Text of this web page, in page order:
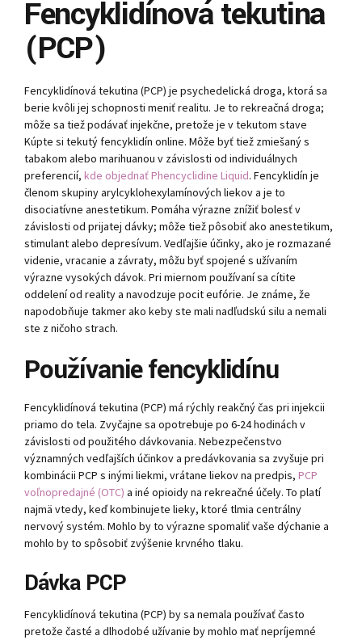
Fencyklidínová tekutina
(PCP)
Fencyklidínová tekutina (PCP) je psychedelická droga, ktorá sa
berie kvôli jej schopnosti meniť realitu. Je to rekreačná droga;
môže sa tiež podávať injekčne, pretože je v tekutom stave
Kúpte si tekutý fencyklidín online. Môže byť tiež zmiešaný s
tabakom alebo marihuanou v závislosti od individuálnych
preferencií, kde objednať Phencyclidine Liquid. Fencyklidín je
členom skupiny arylcyklohexylamínových liekov a je to
disociatívne anestetikum. Pomáha výrazne znížiť bolesť v
závislosti od prijatej dávky; môže tiež pôsobiť ako anestetikum,
stimulant alebo depresívum. Vedľajšie účinky, ako je rozmazané
videnie, vracanie a závraty, môžu byť spojené s užívaním
výrazne vysokých dávok. Pri miernom používaní sa cítite
oddelení od reality a navodzuje pocit eufórie. Je známe, že
napodobňuje takmer ako keby ste mali nadľudskú silu a nemali
ste z ničoho strach.
Používanie fencyklidínu
Fencyklidínová tekutina (PCP) má rýchly reakčný čas pri injekcii
priamo do tela. Zvyčajne sa opotrebuje po 6-24 hodinách v
závislosti od použitého dávkovania. Nebezpečenstvo
významných vedľajších účinkov a predávkovania sa zvyšuje pri
kombinácii PCP s inými liekmi, vrátane liekov na predpis, PCP
voľnopredajné (OTC) a iné opioidy na rekreačné účely. To platí
najmä vtedy, keď kombinujete lieky, ktoré tlmia centrálny
nervový systém. Mohlo by to výrazne spomaliť vaše dýchanie a
mohlo by to spôsobiť zvýšenie krvného tlaku.
Dávka PCP
Fencyklidínová tekutina (PCP) by sa nemala používať často
pretože časté a dlhodobé užívanie by mohlo mať nepríjemné